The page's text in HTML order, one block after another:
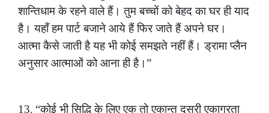
शान्तिधाम के रहने वाले हैं। तुम बच्चों को बेहद का घर ही याद
है। यहाँ हम पार्ट बजाने आये हैं फिर जाते हैं अपने घर।
आत्मा कैसे जाती है यह भी कोई समझते नहीं हैं। ड्रामा प्लैन
अनुसार आत्माओं को आना ही है।”
13. “कोई भी सिद्धि के लिए एक तो एकान्त दूसरी एकाग्रता